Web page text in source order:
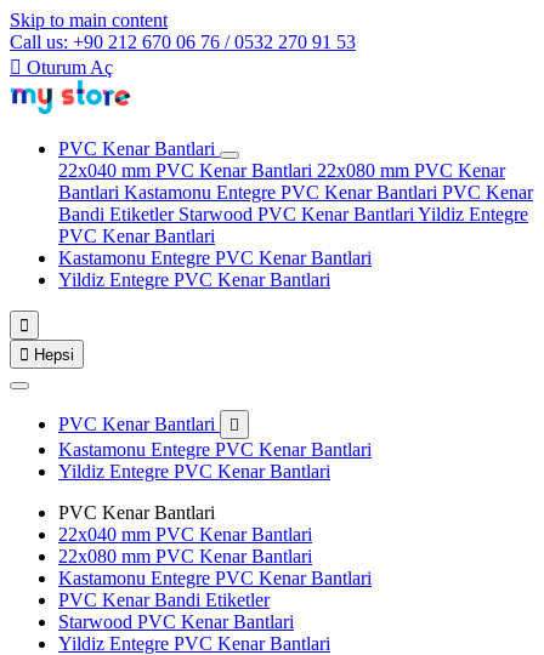
Skip to main content
Call us: +90 212 670 06 76 / 0532 270 91 53
 Oturum Aç
PVC Kenar Bantlari
22x040 mm PVC Kenar Bantlari 22x080 mm PVC Kenar
Bantlari Kastamonu Entegre PVC Kenar Bantlari PVC Kenar
Bandi Etiketler Starwood PVC Kenar Bantlari Yildiz Entegre
PVC Kenar Bantlari
Kastamonu Entegre PVC Kenar Bantlari
Yildiz Entegre PVC Kenar Bantlari

 Hepsi
PVC Kenar Bantlari 
Kastamonu Entegre PVC Kenar Bantlari
Yildiz Entegre PVC Kenar Bantlari
PVC Kenar Bantlari
22x040 mm PVC Kenar Bantlari
22x080 mm PVC Kenar Bantlari
Kastamonu Entegre PVC Kenar Bantlari
PVC Kenar Bandi Etiketler
Starwood PVC Kenar Bantlari
Yildiz Entegre PVC Kenar Bantlari